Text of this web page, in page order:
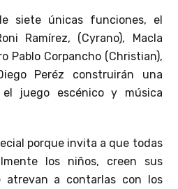
siete únicas funciones, el
Ramírez, (Cyrano), Macla
Pablo Corpancho (Christian),
Peréz construirán una
juego escénico y música
porque invita a que todas
los niños, creen sus
atrevan a contarlas con los